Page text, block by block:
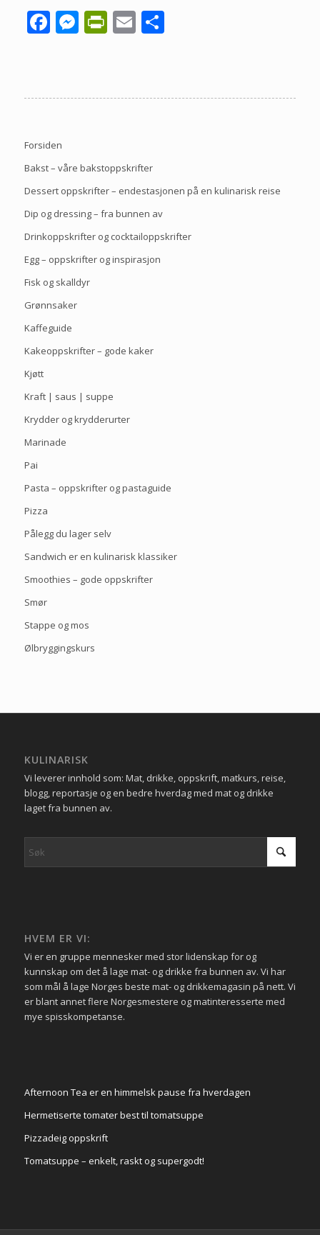
Facebook
Messenger
PrintFriendly
EmailShare
Forsiden
Bakst – våre bakstoppskrifter
Dessert oppskrifter – endestasjonen på en kulinarisk reise
Dip og dressing – fra bunnen av
Drinkoppskrifter og cocktailoppskrifter
Egg – oppskrifter og inspirasjon
Fisk og skalldyr
Grønnsaker
Kaffeguide
Kakeoppskrifter – gode kaker
Kjøtt
Kraft | saus | suppe
Krydder og krydderurter
Marinade
Pai
Pasta – oppskrifter og pastaguide
Pizza
Pålegg du lager selv
Sandwich er en kulinarisk klassiker
Smoothies – gode oppskrifter
Smør
Stappe og mos
Ølbryggingskurs
KULINARISK
Vi leverer innhold som: Mat, drikke, oppskrift, matkurs, reise,
blogg, reportasje og en bedre hverdag med mat og drikke
laget fra bunnen av.
HVEM ER VI:
Vi er en gruppe mennesker med stor lidenskap for og
kunnskap om det å lage mat- og drikke fra bunnen av. Vi har
som mål å lage Norges beste mat- og drikkemagasin på nett. Vi
er blant annet flere Norgesmestere og matinteresserte med
mye spisskompetanse.
Afternoon Tea er en himmelsk pause fra hverdagen
Hermetiserte tomater best til tomatsuppe
Pizzadeig oppskrift
Tomatsuppe – enkelt, raskt og supergodt!